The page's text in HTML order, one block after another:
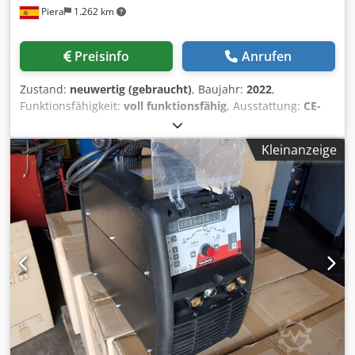
Wiederholgenauigkeit: +/- 0.03mm Garantiedauer: 5 Jahre
Kühlaggregat: Ja Absaugung: Ja Chjdpfx Agev S Ewyolja
Piera 1.262 km
Preisinfo Anrufen
Zustand: neuwertig (gebraucht), Baujahr: 2022,
Funktionsfähigkeit: voll funktionsfähig, Ausstattung: CE-
Kennzeichnung, Dokumentation/Handbuch
4050 mm x 175 Tonnen Abstand zwischen den Ständern:
3600 mm Cedjyrdgqopfx Agloha Hub: 265 mm Steuerung:
DURMA DT15 (3D Touchscreen) Seriennummer:
73362219436 Abmessungen: 5200 x 1900 mm Höhe: 2930
mm Gewicht: 12.750 kg
Kleinanzeige